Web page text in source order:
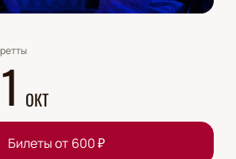
ОКТ
Билеты от 600₽